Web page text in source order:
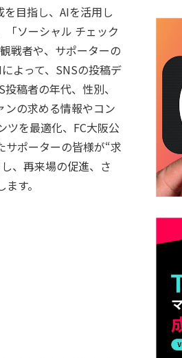
目指し、AIを活用し
「ソーシャル チェック
戦者や、サポーターの
よって、SNSの投稿デ
稿者の年代、性別、
ンの求める情報やコン
ツを最適化、FC大阪公
サポーターの皆様が“求
、再来場の促進、さ
す。